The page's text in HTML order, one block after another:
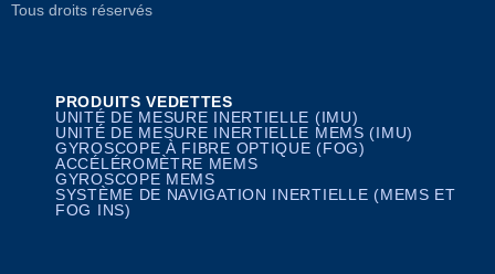
Tous droits réservés
PRODUITS VEDETTES
UNITÉ DE MESURE INERTIELLE (IMU)
UNITÉ DE MESURE INERTIELLE MEMS (IMU)
GYROSCOPE À FIBRE OPTIQUE (FOG)
ACCÉLÉROMÈTRE MEMS
GYROSCOPE MEMS
SYSTÈME DE NAVIGATION INERTIELLE (MEMS ET
FOG INS)